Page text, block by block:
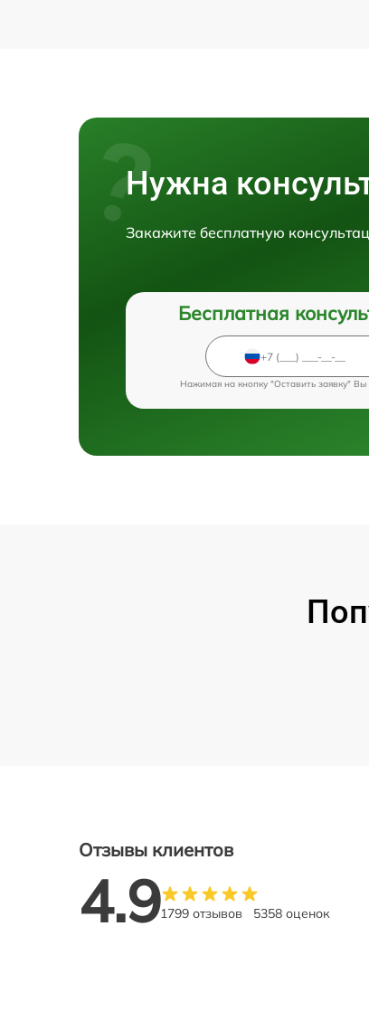
Нужна
Закажите бесплатную
Бесплатная
Нажимая на кнопку "Оставить заявку" Вы
Отзывы клиентов
4.91799 отзывов 5358 оценок